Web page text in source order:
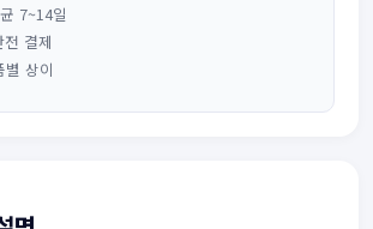
7~14일
전 결제
별 상이